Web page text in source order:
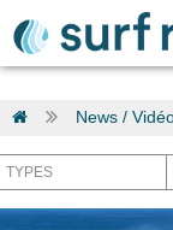
News /